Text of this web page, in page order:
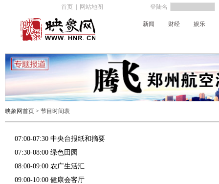
首页 网站地图 登陆名
新闻 财经 娱乐
映象网首页 > 节目时间表
07:00-07:30 中央台报纸和摘要
07:30-08:00 绿色田园
08:00-09:00 农广生活汇
09:00-10:00 健康会客厅